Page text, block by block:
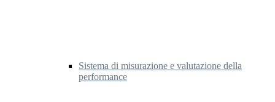
Sistema di misurazione e valutazione della
performance